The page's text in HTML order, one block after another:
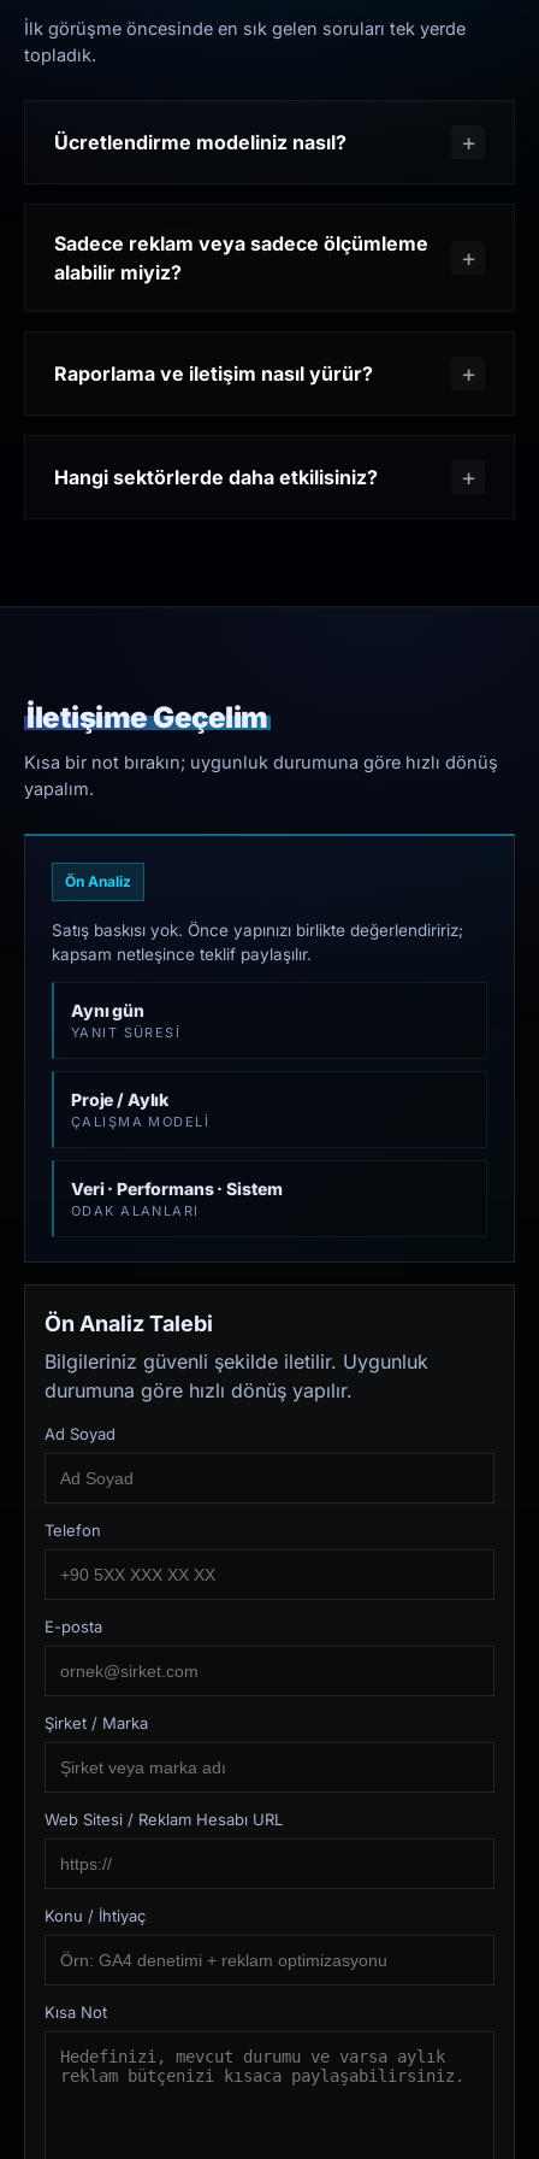
İlk görüşme öncesinde en sık gelen soruları tek yerde
topladık.
Ücretlendirme modeliniz nasıl?
Sadece reklam veya sadece ölçümleme
alabilir miyiz?
Raporlama ve iletişim nasıl yürür?
Hangi sektörlerde daha etkilisiniz?
İletişime Geçelim
Kısa bir not bırakın; uygunluk durumuna göre hızlı dönüş
yapalım.
Ön Analiz
Satış baskısı yok. Önce yapınızı birlikte değerlendiririz;
kapsam netleşince teklif paylaşılır.
Aynı gün
YANIT SÜRESI
Proje / Aylık
ÇALIŞMA MODELI
Veri · Performans · Sistem
ODAK ALANLARI
Ön Analiz Talebi
Bilgileriniz güvenli şekilde iletilir. Uygunluk
durumuna göre hızlı dönüş yapılır.
Ad Soyad
Telefon
E-posta
Şirket / Marka
Web Sitesi / Reklam Hesabı URL
Konu / İhtiyaç
Kısa Not